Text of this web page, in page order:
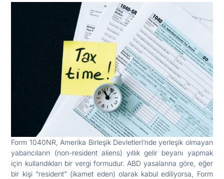
Form 1040NR, Amerika Birleşik Devletleri’nde yerleşik olmayan
yabancıların (non-resident aliens) yıllık gelir beyanı yapmak
için kullandıkları bir vergi formudur. ABD yasalarına göre, eğer
bir kişi “resident” (ikamet eden) olarak kabul ediliyorsa, Form